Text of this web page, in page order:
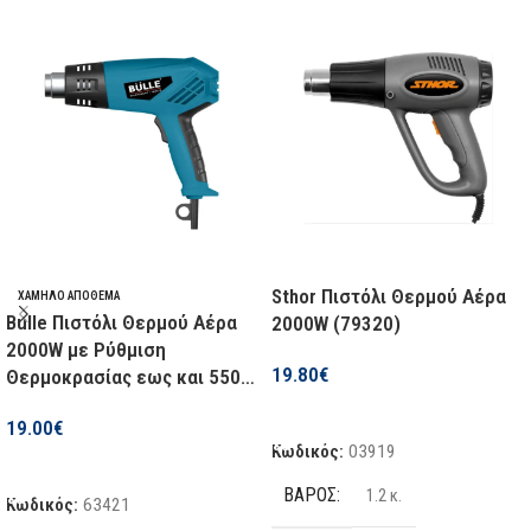
ΧΑΜΗΛΌ ΑΠΌΘΕΜΑ
Bulle Πιστόλι Θερμού Αέρα
2000W με Ρύθμιση
Θερμοκρασίας εως και 550°C
19.00€
Κωδικός: 63421
Sthor Πιστόλι Θερμού Αέρα
2000W (79320)
19.80€
Κωδικός: 03919
ΒΆΡΟΣ 1.2 κ.